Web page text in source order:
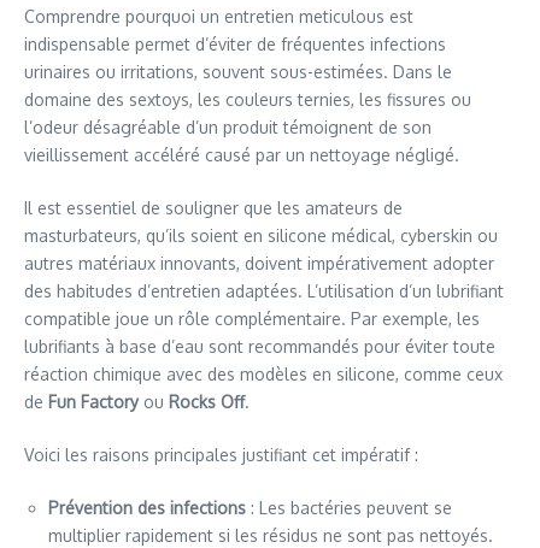
Comprendre pourquoi un entretien meticulous est
indispensable permet d’éviter de fréquentes infections
urinaires ou irritations, souvent sous-estimées. Dans le
domaine des sextoys, les couleurs ternies, les fissures ou
l’odeur désagréable d’un produit témoignent de son
vieillissement accéléré causé par un nettoyage négligé.
Il est essentiel de souligner que les amateurs de
masturbateurs, qu’ils soient en silicone médical, cyberskin ou
autres matériaux innovants, doivent impérativement adopter
des habitudes d’entretien adaptées. L’utilisation d’un lubrifiant
compatible joue un rôle complémentaire. Par exemple, les
lubrifiants à base d’eau sont recommandés pour éviter toute
réaction chimique avec des modèles en silicone, comme ceux
de Fun Factoryou Rocks Off.
Voici les raisons principales justifiant cet impératif :
Prévention des infections : Les bactéries peuvent se
multiplier rapidement si les résidus ne sont pas nettoyés.